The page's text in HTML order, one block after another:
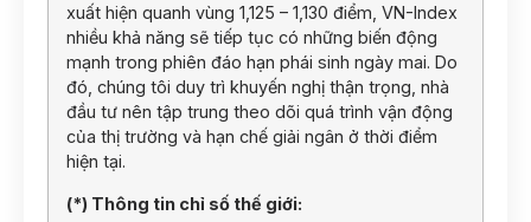
xuất hiện quanh vùng 1,125 – 1,130 điểm, VN-Index
nhiều khả năng sẽ tiếp tục có những biến động
mạnh trong phiên đáo hạn phái sinh ngày mai. Do
đó, chúng tôi duy trì khuyến nghị thận trọng, nhà
đầu tư nên tập trung theo dõi quá trình vận động
của thị trường và hạn chế giải ngân ở thời điểm
hiện tại.
(*) Thông tin chỉ số thế giới: